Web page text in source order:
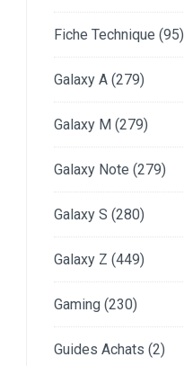
Fiche Technique (95)
Galaxy A (279)
Galaxy M (279)
Galaxy Note (279)
Galaxy S (280)
Galaxy Z (449)
Gaming (230)
Guides Achats (2)